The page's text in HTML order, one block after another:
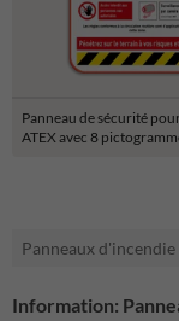
Panneau de sécurité
ATEX avec 8
Panneaux d'incendie
Information: